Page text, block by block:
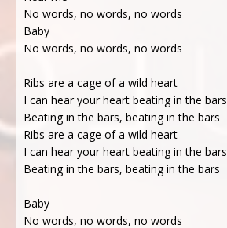
No words, no words, no words
Baby
No words, no words, no words
Ribs are a cage of a wild heart
I can hear your heart beating in the bars
Beating in the bars, beating in the bars
Ribs are a cage of a wild heart
I can hear your heart beating in the bars
Beating in the bars, beating in the bars
Baby
No words, no words, no words